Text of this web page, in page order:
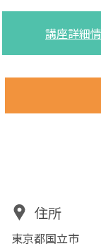
講座詳細
住所
東京都国立市